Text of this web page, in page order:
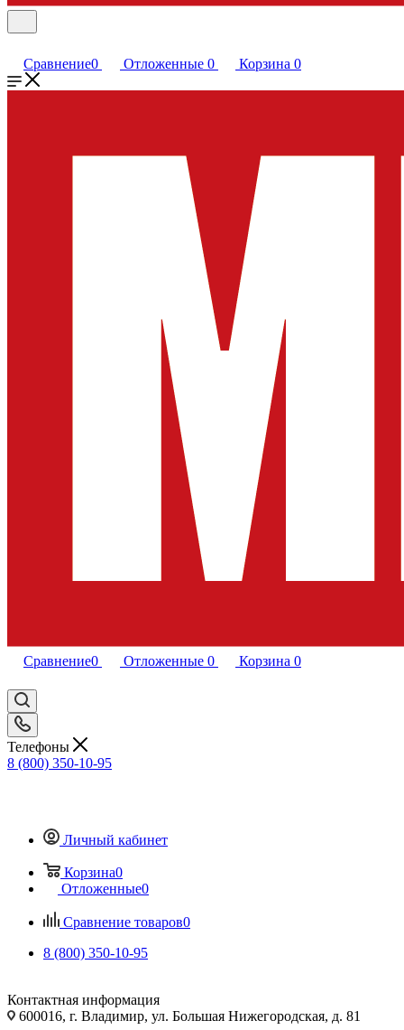
Сравнение0 Отложенные 0 Корзина 0
Сравнение0 Отложенные 0 Корзина 0
Телефоны
8 (800) 350-10-95
Личный кабинет
Корзина0
Отложенные0
Сравнение товаров0
8 (800) 350-10-95
Контактная информация
600016, г. Владимир, ул. Большая Нижегородская, д. 81